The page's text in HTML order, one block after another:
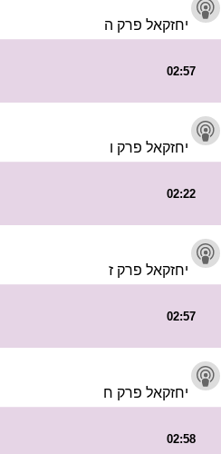
יחזקאל פרק ה
יחזקאל פרק ו
יחזקאל פרק ז
יחזקאל פרק ח